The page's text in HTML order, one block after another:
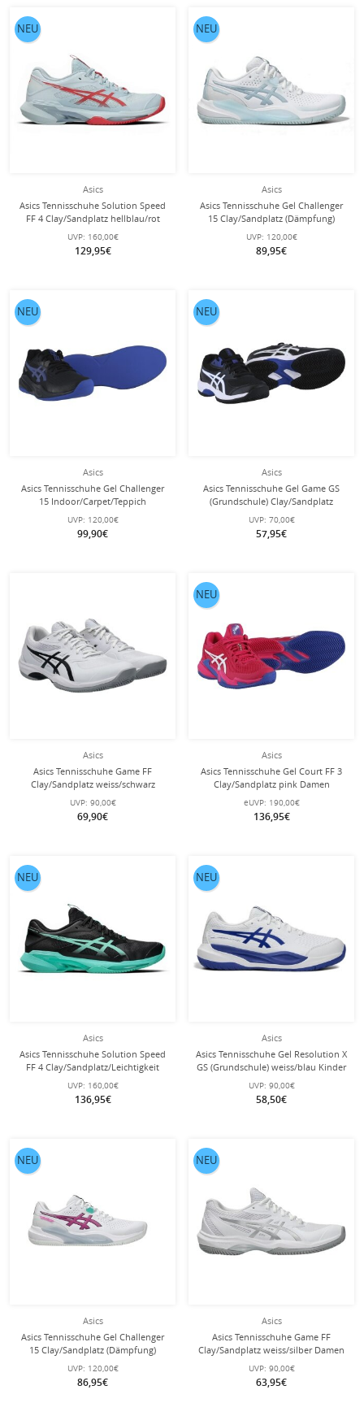
Asics
Asics Tennisschuhe Solution Speed
FF 4 Clay/Sandplatz hellblau/rot
UVP: 160,00€
129,95€
NEU
Asics
Asics Tennisschuhe Gel Challenger
15 Clay/Sandplatz (Dämpfung)
UVP: 120,00€
89,95€
NEU
Asics
Asics Tennisschuhe Gel Challenger
15 Indoor/Carpet/Teppich
Herren
UVP: 120,00€
99,90€
NEU
Asics
Asics Tennisschuhe Gel Game GS
(Grundschule) Clay/Sandplatz
UVP: 70,00€
57,95€
NEU
Asics
Asics Tennisschuhe Game FF
Clay/Sandplatz weiss/schwarz
UVP: 90,00€
69,90€
Asics
Asics Tennisschuhe Gel Court FF 3
Clay/Sandplatz pink Damen
eUVP: 190,00€
136,95€
NEU
Asics
Asics Tennisschuhe Solution Speed
FF 4 Clay/Sandplatz/Leichtigkeit
UVP: 160,00€
136,95€
NEU
Asics
Asics Tennisschuhe Gel Resolution X
GS (Grundschule) weiss/blau Kinder
UVP: 90,00€
58,50€
NEU
Asics
Asics Tennisschuhe Gel Challenger
15 Clay/Sandplatz (Dämpfung)
UVP: 120,00€
86,95€
NEU
Asics
Asics Tennisschuhe Game FF
Clay/Sandplatz weiss/silber Damen
UVP: 90,00€
63,95€
NEU